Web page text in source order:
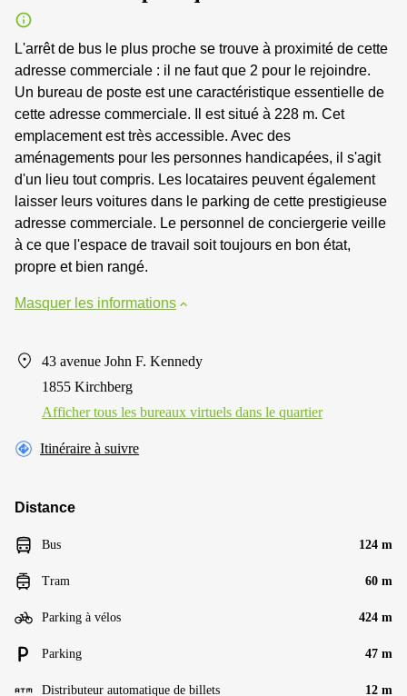
L'arrêt de bus le plus proche se trouve à proximité de cette
adresse commerciale : il ne faut que 2 pour le rejoindre.
Un bureau de poste est une caractéristique essentielle de
cette adresse commerciale. Il est situé à 228 m. Cet
emplacement est très accessible. Avec des
aménagements pour les personnes handicapées, il s'agit
d'un lieu tout compris. Les locataires peuvent également
laisser leurs voitures dans le parking de cette prestigieuse
adresse commerciale. Le personnel de conciergerie veille
à ce que l'espace de travail soit toujours en bon état,
propre et bien rangé.
Masquer les informations
43 avenue John F. Kennedy
1855 Kirchberg
Afficher tous les bureaux virtuels dans le quartier
Itinéraire à suivre
Distance
Bus 124 m
Tram 60 m
Parking à vélos 424 m
Parking 47 m
Distributeur automatique de billets 12 m